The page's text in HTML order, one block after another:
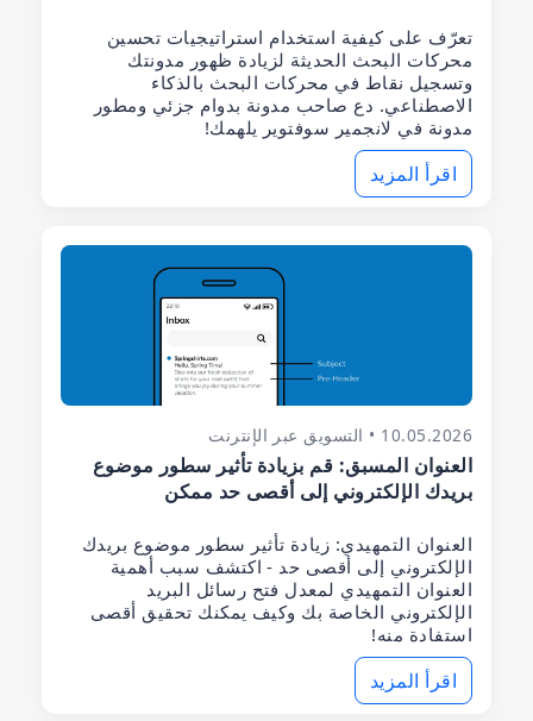
تعرّف على كيفية استخدام استراتيجيات تحسين
محركات البحث الحديثة لزيادة ظهور مدونتك
وتسجيل نقاط في محركات البحث بالذكاء
الاصطناعي. دع صاحب مدونة بدوام جزئي ومطور
مدونة في لانجمير سوفتوير يلهمك!
اقرأ المزيد
10.05.2026 • التسويق عبر الإنترنت
العنوان المسبق: قم بزيادة تأثير سطور موضوع
بريدك الإلكتروني إلى أقصى حد ممكن
العنوان التمهيدي: زيادة تأثير سطور موضوع بريدك
الإلكتروني إلى أقصى حد - اكتشف سبب أهمية
العنوان التمهيدي لمعدل فتح رسائل البريد
الإلكتروني الخاصة بك وكيف يمكنك تحقيق أقصى
استفادة منه!
اقرأ المزيد